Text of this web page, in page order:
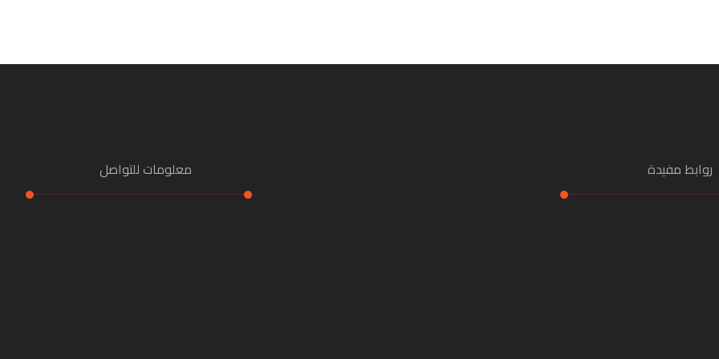
روابط مفيدة معلومات للتواصل